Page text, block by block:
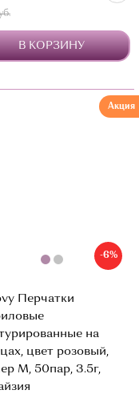
В КОРЗИНУ
-6%
Акция
Перчатки
на
цвет розовый,
М, 50пар, 3.5г,